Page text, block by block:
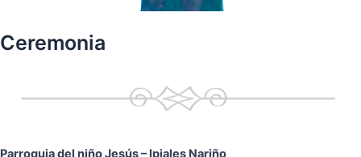
Ceremonia
Parroquia del niño Jesús– Ipiales Nariño